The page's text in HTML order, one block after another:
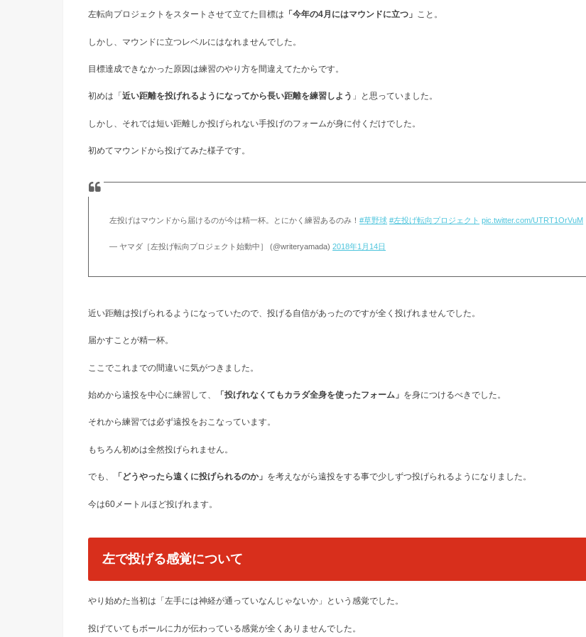
左転向プロジェクトをスタートさせて立てた目標は 「今年の4月にはマウンドに立つ」 こと。
しかし、マウンドに立つレベルにはなれませんでした。
目標達成できなかった原因は練習のやり方を間違えてたからです。
初めは「 近い距離を投げれるようになってから長い距離を練習しよう 」と思っていました。
しかし、それでは短い距離しか投げられない手投げのフォームが身に付くだけでした。
初めてマウンドから投げてみた様子です。
左投げはマウンドから届けるのが今は精一杯。とにかく練習あるのみ！#草野球 #左投げ転向プロジェクト pic.twitter.com/UTRT1OrVuM
— ヤマダ［左投げ転向プロジェクト始動中］ (@writeryamada)2018年1月14日
近い距離は投げられるようになっていたので、投げる自信があったのですが全く投げれませんでした。
届かすことが精一杯。
ここでこれまでの間違いに気がつきました。
始めから遠投を中心に練習して、 「投げれなくてもカラダ全身を使ったフォーム」 を身につけるべきでした。
それから練習では必ず遠投をおこなっています。
もちろん初めは全然投げられません。
でも、 「どうやったら遠くに投げられるのか」 を考えながら遠投をする事で少しずつ投げられるようになりました。
今は60メートルほど投げれます。
左で投げる感覚について
やり始めた当初は「左手には神経が通っていなんじゃないか」という感覚でした。
投げていてもボールに力が伝わっている感覚が全くありませんでした。